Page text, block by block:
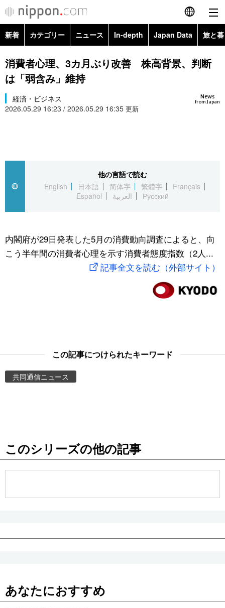
English
简体字
Русский
カテゴリー
国際
社会
文化
アーカイブ
Japan Data
旅と暮らし
動画/Live
Images
People
公式SNS
新着 カテゴリー ニュース In-depth Japan Data 旅と
政治・外交
経済・ビジネス
国際・海外
文化
科学・技術
暮らし
スポーツ・東京2020
Topics
消費者心理、3カ月ぶり改善 株高背景、判断
は「弱含み」維持
News
from Japan
経済・ビジネス
2026.05.29 16:23 / 2026.05.29 16:35 更新
他の言語で読む
English
日本語 简体字 繁體字
Français
Español
العربية Русский
内閣府が29日発表した5月の消費動向調査によると、向
こう半年間の消費者心理を示す消費者態度指数（2人...
記事全文を読む（外部サイト）
この記事につけられたキーワード
共同通信ニュース
このシリーズの他の記事
あなたにおすすめ